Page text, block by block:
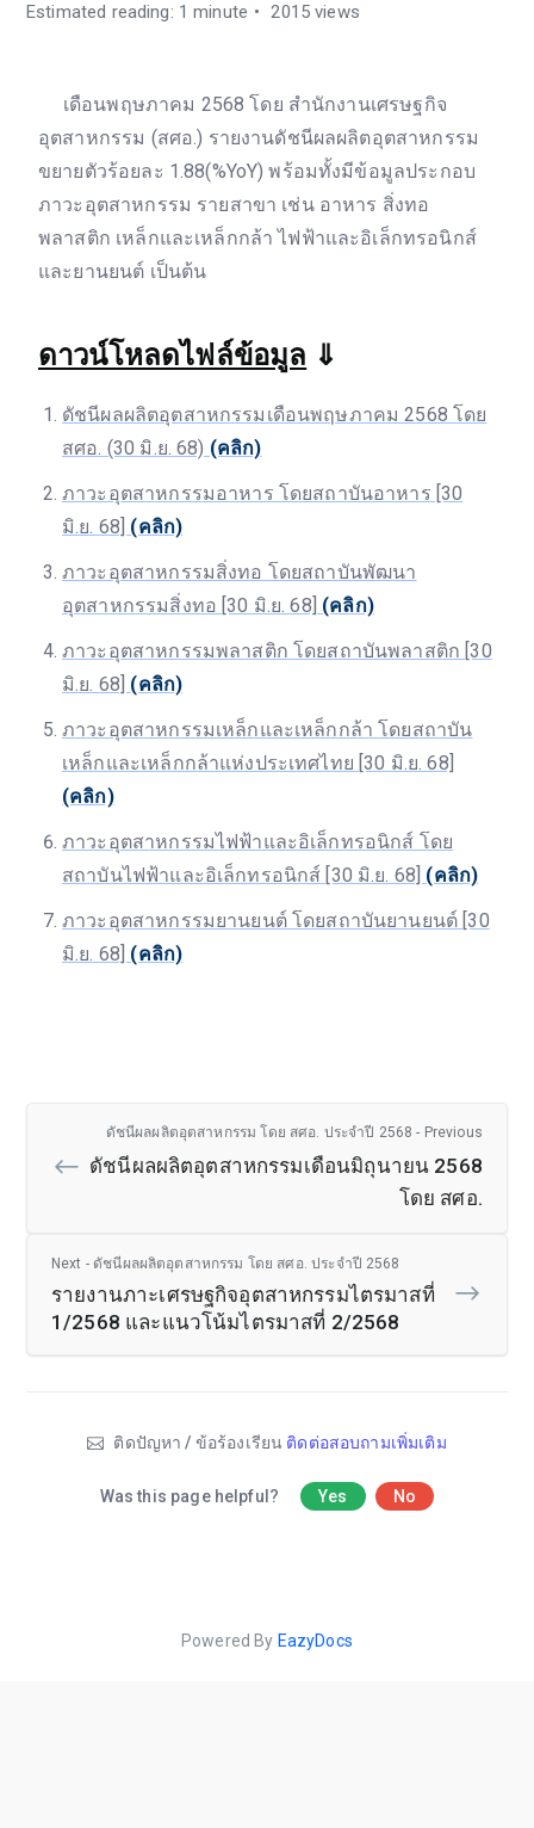
Estimated reading: 1 minute 2015 views
เดือนพฤษภาคม 2568 โดย สำนักงานเศรษฐกิจ
อุตสาหกรรม (สศอ.) รายงานดัชนีผลผลิตอุตสาหกรรม
ขยายตัวร้อยละ 1.88(%YoY) พร้อมทั้งมีข้อมูลประกอบ
ภาวะอุตสาหกรรม รายสาขา เช่น อาหาร สิ่งทอ
พลาสติก เหล็กและเหล็กกล้า ไฟฟ้าและอิเล็กทรอนิกส์
และยานยนต์ เป็นต้น
ดาวน์โหลดไฟล์ข้อมูล ⇓
ดัชนีผลผลิตอุตสาหกรรมเดือนพฤษภาคม 2568 โดย
สศอ. (30 มิ.ย. 68) (คลิก)
ภาวะอุตสาหกรรมอาหาร โดยสถาบันอาหาร [30
มิ.ย. 68] (คลิก)
ภาวะอุตสาหกรรมสิ่งทอ โดยสถาบันพัฒนา
อุตสาหกรรมสิ่งทอ [30 มิ.ย. 68] (คลิก)
ภาวะอุตสาหกรรมพลาสติก โดยสถาบันพลาสติก [30
มิ.ย. 68] (คลิก)
ภาวะอุตสาหกรรมเหล็กและเหล็กกล้า โดยสถาบัน
เหล็กและเหล็กกล้าแห่งประเทศไทย [30 มิ.ย. 68]
(คลิก)
ภาวะอุตสาหกรรมไฟฟ้าและอิเล็กทรอนิกส์ โดย
สถาบันไฟฟ้าและอิเล็กทรอนิกส์ [30 มิ.ย. 68] (คลิก)
ภาวะอุตสาหกรรมยานยนต์ โดยสถาบันยานยนต์ [30
มิ.ย. 68] (คลิก)
ดัชนีผลผลิตอุตสาหกรรม โดย สศอ. ประจำปี 2568 - Previous
ดัชนีผลผลิตอุตสาหกรรมเดือนมิถุนายน 2568
โดย สศอ.
Next - ดัชนีผลผลิตอุตสาหกรรม โดย สศอ. ประจำปี 2568
รายงานภาะเศรษฐกิจอุตสาหกรรมไตรมาสที่
1/2568 และแนวโน้มไตรมาสที่ 2/2568
ติดปัญหา / ข้อร้องเรียน ติดต่อสอบถามเพิ่มเติม
Was this page helpful? Yes No
Powered By EazyDocs